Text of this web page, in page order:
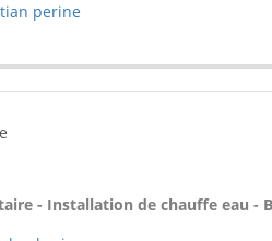
perine
- Installation de chauffe eau -